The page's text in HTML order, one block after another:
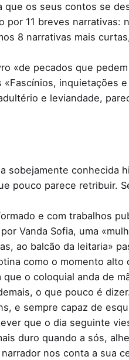
os seus contos se
11 breves
8 narrativas mais
«de pecados que
e leviandade,
sobejamente conhecida
pouco parece retribuir.
e com trabalhos
Vanda Sofia, uma
ao balcão da leitaria»
como o momento
o coloquial anda de
o que pouco é
e sempre capaz de
que o dia seguinte
duro quando a sós,
nos conta a sua